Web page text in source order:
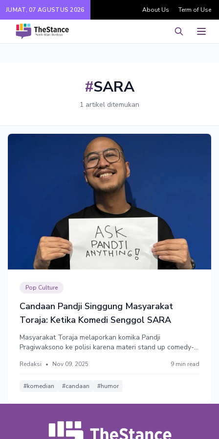
JUMAT, 07 AGUSTUS 2026 About Us Term of Use
Pencarian
#SARA
1 artikel ditemukan
Pop Culture
Candaan Pandji Singgung Masyarakat
Toraja: Ketika Komedi Senggol SARA
Masyarakat Toraja melaporkan komika Pandji
Pragiwaksono ke polisi karena materi stand up comedy-
menyenggol SARA rentan memancing konflik.
Redaksi • Nov 09, 2025 9 min read
#komedian #candaan #humor